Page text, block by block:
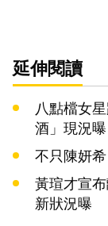
延伸閱讀
八點檔女
酒」現況曝
不只陳妍
黃瑄才宣
新狀況曝